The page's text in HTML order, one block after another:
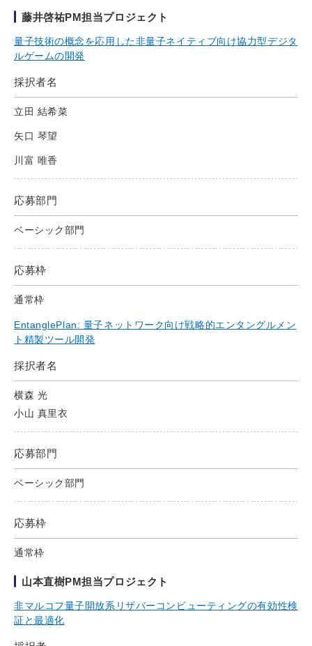
藤井啓祐PM担当プロジェクト
量子技術の概念を応用した非量子ネイティブ向け協力型デジタ
ルゲームの開発
採択者名
立田 結希菜
矢口 琴望
川富 唯香
応募部門
ベーシック部門
応募枠
通常枠
EntanglePlan: 量子ネットワーク向け戦略的エンタングルメン
ト精製ツール開発
採択者名
横森 光
小山 真里衣
応募部門
ベーシック部門
応募枠
通常枠
山本直樹PM担当プロジェクト
非マルコフ量子開放系リザバーコンピューティングの有効性検
証と最適化